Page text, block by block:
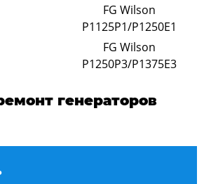
FG Wilson
P1125P1/P1250E1
FG Wilson
P1250P3/P1375E3
генераторов